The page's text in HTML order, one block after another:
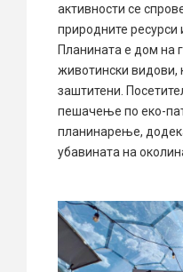
активности се
природните ресурси
Планината е дом на
животински видови,
заштитени.
пешачење по еко-
планинарење,
убавината на